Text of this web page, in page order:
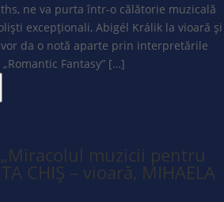
ne va purta într-o călătorie muzicală
excepționali, Abigél Králik la vioară și
da o notă aparte prin interpretările
Fantasy” […]
muzicii pentru
CHIȘ – vioară, MIHAELA